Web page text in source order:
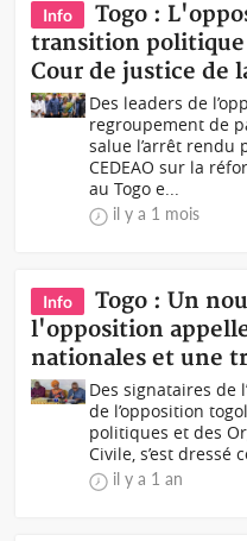
Info
Togo :
transition
Cour de justice de
Des leaders de
regroupement de
salue l’arrêt rendu
CEDEAO sur la
au Togo e...
il y a 1 mois
Info
Togo : Un
l'opposition appelle
nationales et une
Des signataires de
de l’opposition
politiques et des
Civile, s’est
il y a 1 an